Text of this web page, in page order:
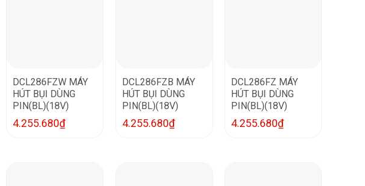
DCL286FZW MÁY
HÚT BỤI DÙNG
PIN(BL)(18V)
4.255.680₫
DCL286FZB MÁY
HÚT BỤI DÙNG
PIN(BL)(18V)
4.255.680₫
DCL286FZ MÁY
HÚT BỤI DÙNG
PIN(BL)(18V)
4.255.680₫